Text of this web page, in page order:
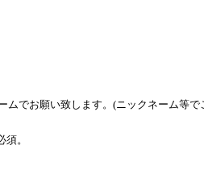
でお願い致します。(ニックネーム等で
。